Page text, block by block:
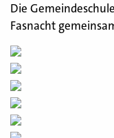
Die
Fasnacht